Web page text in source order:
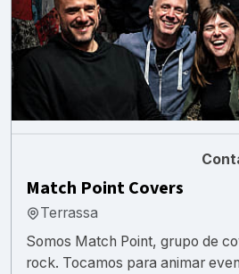
Match Point Covers
Terrassa
Somos Match Point, grupo de
rock. Tocamos para animar